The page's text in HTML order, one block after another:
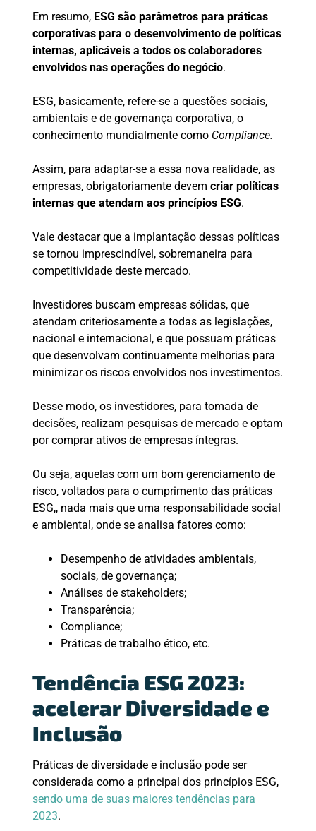
Em resumo, ESG são parâmetros para práticas
corporativas para o desenvolvimento de políticas
internas, aplicáveis a todos os colaboradores
envolvidos nas operações do negócio.
ESG, basicamente, refere-se a questões sociais,
ambientais e de governança corporativa, o
conhecimento mundialmente como Compliance.
Assim, para adaptar-se a essa nova realidade, as
empresas, obrigatoriamente devem criar políticas
internas que atendam aos princípios ESG.
Vale destacar que a implantação dessas políticas
se tornou imprescindível, sobremaneira para
competitividade deste mercado.
Investidores buscam empresas sólidas, que
atendam criteriosamente a todas as legislações,
nacional e internacional, e que possuam práticas
que desenvolvam continuamente melhorias para
minimizar os riscos envolvidos nos investimentos.
Desse modo, os investidores, para tomada de
decisões, realizam pesquisas de mercado e optam
por comprar ativos de empresas íntegras.
Ou seja, aquelas com um bom gerenciamento de
risco, voltados para o cumprimento das práticas
ESG,, nada mais que uma responsabilidade social
e ambiental, onde se analisa fatores como:
Desempenho de atividades ambientais,
sociais, de governança;
Análises de stakeholders;
Transparência;
Compliance;
Práticas de trabalho ético, etc.
Tendência ESG 2023:
acelerar Diversidade e
Inclusão
Práticas de diversidade e inclusão pode ser
considerada como a principal dos princípios ESG,
sendo uma de suas maiores tendências para
2023.